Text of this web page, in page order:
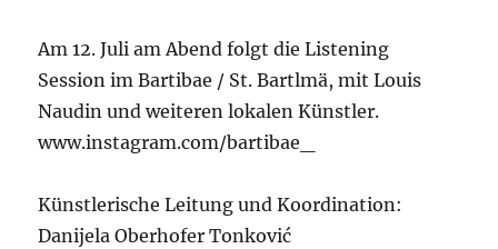
Am 12. Juli am Abend folgt die Listening
Session im Bartibae / St. Bartlmä, mit Louis
Naudin und weiteren lokalen Künstler.
www.instagram.com/bartibae_
Künstlerische Leitung und Koordination:
Danijela Oberhofer Tonković